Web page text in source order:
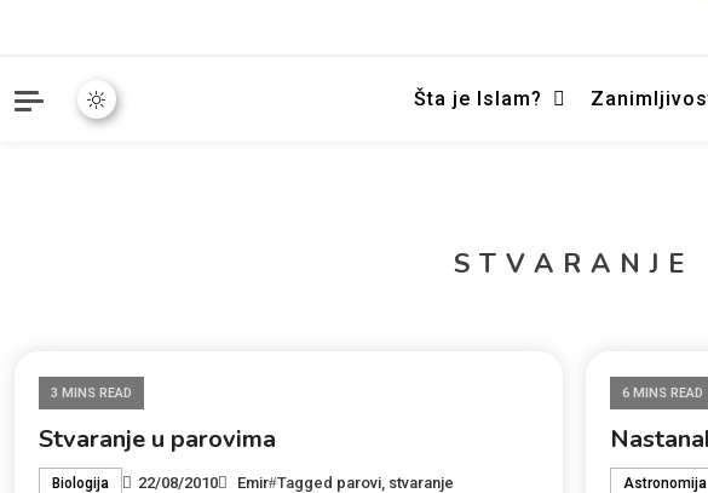
Šta je Islam?
STVARANJE
3 MINS READ
Stvaranje u parovima
Biologija 22/08/2010 Emir Tagged parovi stvaranje
6 MINS READ
Astronomija